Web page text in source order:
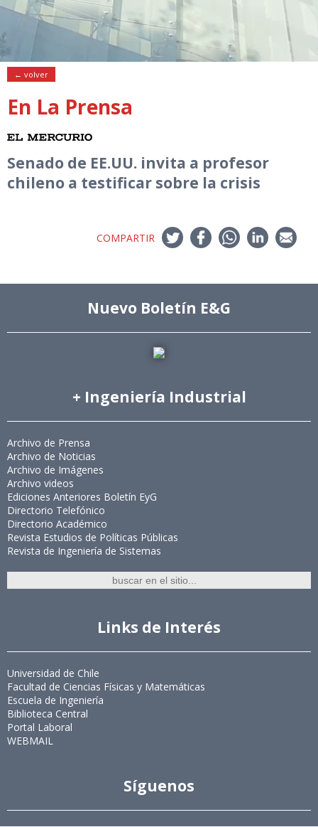
← volver
En La Prensa
Senado de EE.UU. invita a profesor
chileno a testificar sobre la crisis
COMPARTIR
Nuevo Boletín E&G
+ Ingeniería Industrial
Archivo de Prensa
Archivo de Noticias
Archivo de Imágenes
Archivo videos
Ediciones Anteriores Boletín EyG
Directorio Telefónico
Directorio Académico
Revista Estudios de Políticas Públicas
Revista de Ingeniería de Sistemas
Links de Interés
Universidad de Chile
Facultad de Ciencias Físicas y Matemáticas
Escuela de Ingeniería
Biblioteca Central
Portal Laboral
WEBMAIL
Síguenos